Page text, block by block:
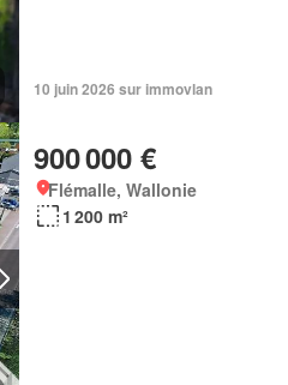
10 juin 2026 sur immovlan
900 000 €
Flémalle, Wallonie
1 200 m²